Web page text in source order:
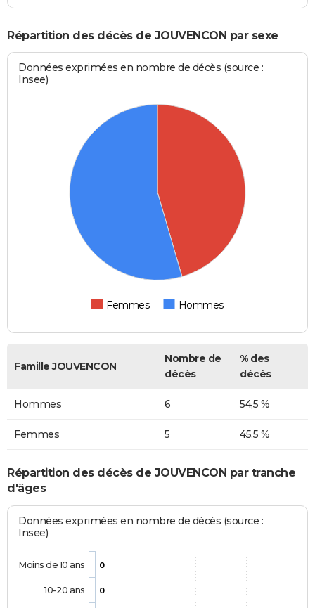
Répartition des décès de JOUVENCON par sexe
Données exprimées en nombre de décès (source :
Insee)
Femmes Hommes
Famille JOUVENCON
Nombre de
décès
% des
décès
Hommes 6 54,5 %
Femmes 5 45,5 %
Répartition des décès de JOUVENCON par tranche
d'âges
Données exprimées en nombre de décès (source :
Insee)
0
0
Moins de 10 ans
10-20 ans